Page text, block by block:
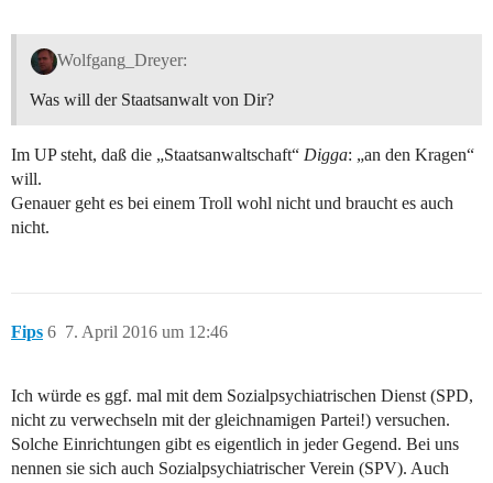
Wolfgang_Dreyer:
Was will der Staatsanwalt von Dir?
Im UP steht, daß die „Staatsanwaltschaft“ Digga: „an den Kragen“
will.
Genauer geht es bei einem Troll wohl nicht und braucht es auch
nicht.
Fips 7. April 2016 um 12:46
6
Ich würde es ggf. mal mit dem Sozialpsychiatrischen Dienst (SPD,
nicht zu verwechseln mit der gleichnamigen Partei!) versuchen.
Solche Einrichtungen gibt es eigentlich in jeder Gegend. Bei uns
nennen sie sich auch Sozialpsychiatrischer Verein (SPV). Auch